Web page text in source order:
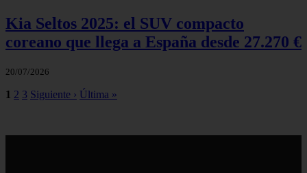
Kia Seltos 2025: el SUV compacto
coreano que llega a España desde 27.270 €
20/07/2026
1 2 3 Siguiente › Última »